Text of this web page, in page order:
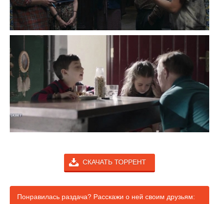
СКАЧАТЬ ТОРРЕНТ
Понравилась раздача? Расскажи о ней своим друзьям: